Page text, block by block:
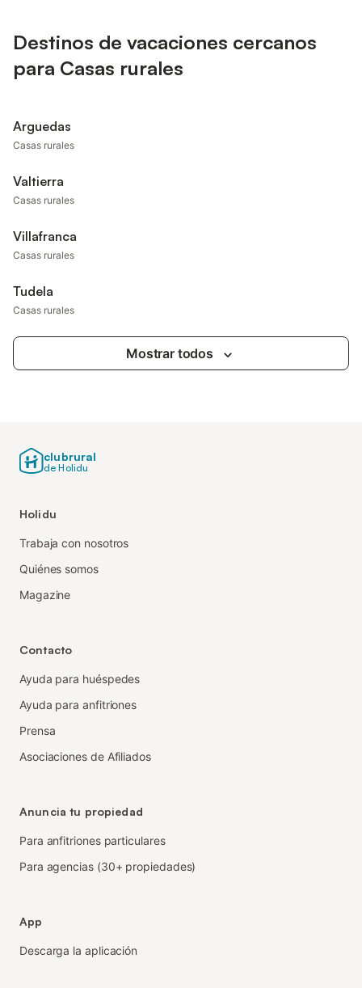
Destinos de vacaciones cercanos
para Casas rurales
Arguedas
Casas rurales
Valtierra
Casas rurales
Villafranca
Casas rurales
Tudela
Casas rurales
Mostrar todos
clubrural
de Holidu
Holidu
Trabaja con nosotros
Quiénes somos
Magazine
Contacto
Ayuda para huéspedes
Ayuda para anfitriones
Prensa
Asociaciones de Afiliados
Anuncia tu propiedad
Para anfitriones particulares
Para agencias (30+ propiedades)
App
Descarga la aplicación